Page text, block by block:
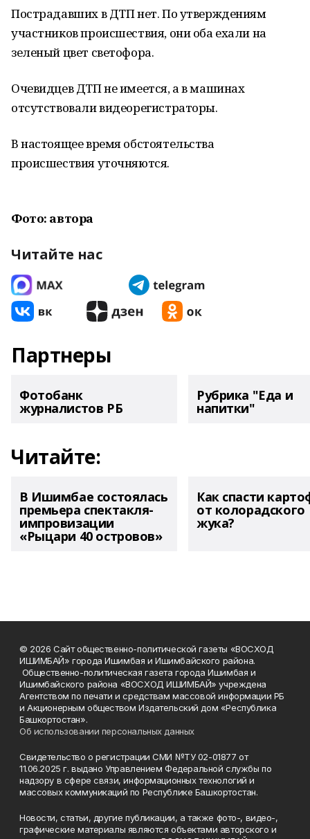
Пострадавших в ДТП нет. По утверждениям
участников происшествия, они оба ехали на
зеленый цвет светофора.
Очевидцев ДТП не имеется, а в машинах
отсутствовали видеорегистраторы.
В настоящее время обстоятельства
происшествия уточняются.
Фото: автора
Читайте нас
Партнеры
Фотобанк
журналистов РБ
Рубрика "Еда и
напитки"
Читайте:
В Ишимбае состоялась
премьера спектакля-
импровизации
«Рыцари 40 островов»
Как спасти
от колорадского
жука?
© 2026 Сайт общественно-политической газеты «ВОСХОД
ИШИМБАЙ» города Ишимбая и Ишимбайского района.
Общественно-политическая газета города Ишимбая и
Ишимбайского района «ВОСХОД ИШИМБАЙ» учреждена
Агентством по печати и средствам массовой информации РБ
и Акционерным обществом Издательский дом «Республика
Башкортостан».
Об использовании персональных данных
Свидетельство о регистрации СМИ №ТУ 02-01877 от
11.06.2025 г. выдано Управлением Федеральной службы по
надзору в сфере связи, информационных технологий и
массовых коммуникаций по Республике Башкортостан.
Новости, статьи, другие публикации, а также фото-, видео-,
графические материалы являются объектами авторского и